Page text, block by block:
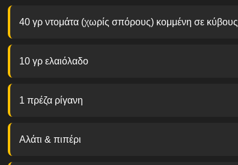
40 γρ ντομάτα (χωρίς σπόρους) κομμένη σε κύβους
10 γρ ελαιόλαδο
1 πρέζα ρίγανη
Αλάτι & πιπέρι